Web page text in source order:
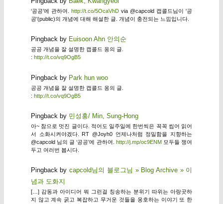
‘공공’에 관하여. http://t.co/5OcaVhDvia @capcold 캡콜드님이 '공
공'(public)의 개념에 대해 해설한 글. 개념이 충전되는 느낌입니다.
Pingback by Euisoon Ahn 안의순
공공 개념을 잘 설명한 캡콜드 옹의 글.
: http://t.co/vq9OgB5
Pingback by Park hun woo
공공 개념을 잘 설명한 캡콜드 옹의 글.
: http://t.co/vq9OgB5
Pingback by 민성홍/ Min, Sung-Hong
아~ 참으로 멋진 글이다. 적어도 일주일에 한번씩은 꼭꼭 씹어 읽어
서 소화시켜야겠다. RT @Joyh0 언제나처럼 정밀함을 지향하는
@capcold 님의 글 ‘공공’에 관하여. http://j.mp/oc9ENM모두들 쟁여
두고 여러번 봅시다.
Pingback bycapcold님의 블로그님 » Blog Archive » 이
념과 도화지
[…] 감동과 아이디어 뭐 그런걸 칭송하는 분위기 따위는 아랑곳하
지 않고 계속 굵고 복잡하고 무거운 것들을 옹호하는 이야기 또 한